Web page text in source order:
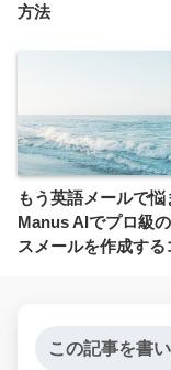
方法
もう英語メールで悩
Manus AIでプロ級
スメールを作成する
この記事を書